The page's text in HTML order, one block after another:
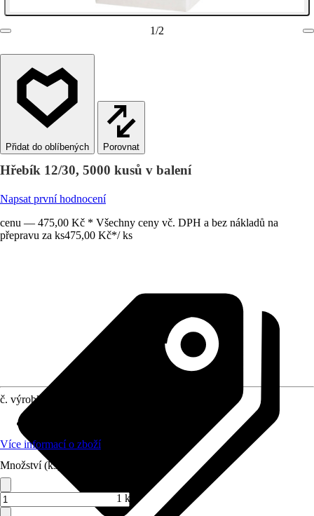
1/2
Porovnat
Hřebík 12/30, 5000 kusů v balení
Napsat první hodnocení
cenu — 475,00 Kč * Všechny ceny vč. DPH a bez nákladů na
přepravu za ks475,00 Kč*/ ks
č. výrobku
Více informací o zboží
Množství (ks)
1 ks